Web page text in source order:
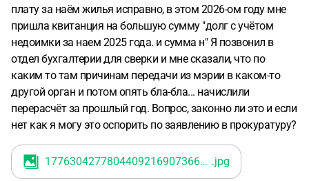
плату за наём жилья исправно, в этом 2026-ом году мне
пришла квитанция на большую сумму "долг с учётом
недоимки за наем 2025 года. и сумма н" Я позвонил в
отдел бухгалтерии для сверки и мне сказали, что по
каким то там причинам передачи из мэрии в каком-то
другой орган и потом опять бла-бла... начислили
перерасчёт за прошлый год. Вопрос, законно ли это и если
нет как я могу это оспорить по заявлению в прокуратуру?
17763042778044092169073660023746 .jpg